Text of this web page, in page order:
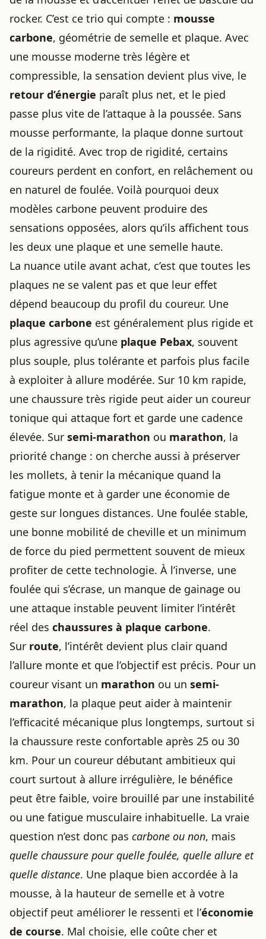
rocker. C’est ce trio qui compte : mousse
carbone, géométrie de semelle et plaque. Avec
une mousse moderne très légère et
compressible, la sensation devient plus vive, le
retour d’énergie paraît plus net, et le pied
passe plus vite de l’attaque à la poussée. Sans
mousse performante, la plaque donne surtout
de la rigidité. Avec trop de rigidité, certains
coureurs perdent en confort, en relâchement ou
en naturel de foulée. Voilà pourquoi deux
modèles carbone peuvent produire des
sensations opposées, alors qu’ils affichent tous
les deux une plaque et une semelle haute.
La nuance utile avant achat, c’est que toutes les
plaques ne se valent pas et que leur effet
dépend beaucoup du profil du coureur. Une
plaque carbone est généralement plus rigide et
plus agressive qu’une plaque Pebax, souvent
plus souple, plus tolérante et parfois plus facile
à exploiter à allure modérée. Sur 10 km rapide,
une chaussure très rigide peut aider un coureur
tonique qui attaque fort et garde une cadence
élevée. Sur semi-marathon ou marathon, la
priorité change : on cherche aussi à préserver
les mollets, à tenir la mécanique quand la
fatigue monte et à garder une économie de
geste sur longues distances. Une foulée stable,
une bonne mobilité de cheville et un minimum
de force du pied permettent souvent de mieux
profiter de cette technologie. À l’inverse, une
foulée qui s’écrase, un manque de gainage ou
une attaque instable peuvent limiter l’intérêt
réel des chaussures à plaque carbone.
Sur route, l’intérêt devient plus clair quand
l’allure monte et que l’objectif est précis. Pour un
coureur visant un marathon ou un semi-
marathon, la plaque peut aider à maintenir
l’efficacité mécanique plus longtemps, surtout si
la chaussure reste confortable après 25 ou 30
km. Pour un coureur débutant ambitieux qui
court surtout à allure irrégulière, le bénéfice
peut être faible, voire brouillé par une instabilité
ou une fatigue musculaire inhabituelle. La vraie
question n’est donc pas carbone ou non, mais
quelle chaussure pour quelle foulée, quelle allure et
quelle distance. Une plaque bien accordée à la
mousse, à la hauteur de semelle et à votre
objectif peut améliorer le ressenti et l’économie
de course. Mal choisie, elle coûte cher et